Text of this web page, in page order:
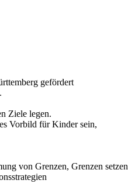
gefördert
Ziele legen.
Vorbild für Kinder sein,
von Grenzen, Grenzen setzen